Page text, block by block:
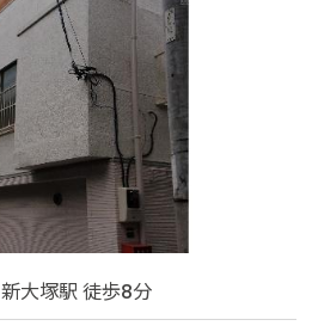
大塚駅 徒歩8分